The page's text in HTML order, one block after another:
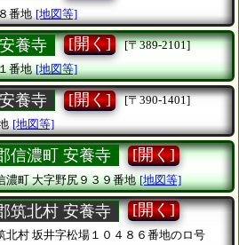
番地 [地図等]
養寺 [開く]
[〒389-2101]
番地 [地図等]
養寺 [開く]
[〒390-1401]
[地図等]
信濃町 安養寺 [開く]
濃町大字野尻９３９番地 [地図等]
筑北村 安養寺 [開く]
北村 坂井字松場１０４８６番地のロ号